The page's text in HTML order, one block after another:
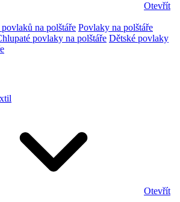
Otevřít
na polštáře Povlaky na polštáře
povlaky na polštáře Dětské povlaky
Otevřít